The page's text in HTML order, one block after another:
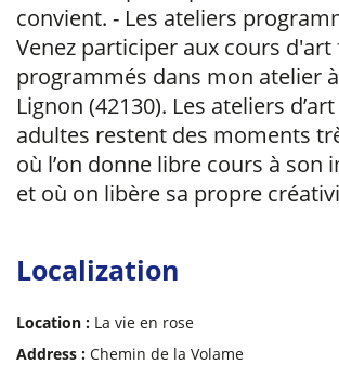
convient. - Les ateliers
Venez participer aux cours d'art
programmés dans mon atelier
Lignon (42130). Les ateliers
adultes restent des moments
où l’on donne libre cours à son
et où on libère sa propre
Localization
Location : La vie en rose
Address : Chemin de la Volame